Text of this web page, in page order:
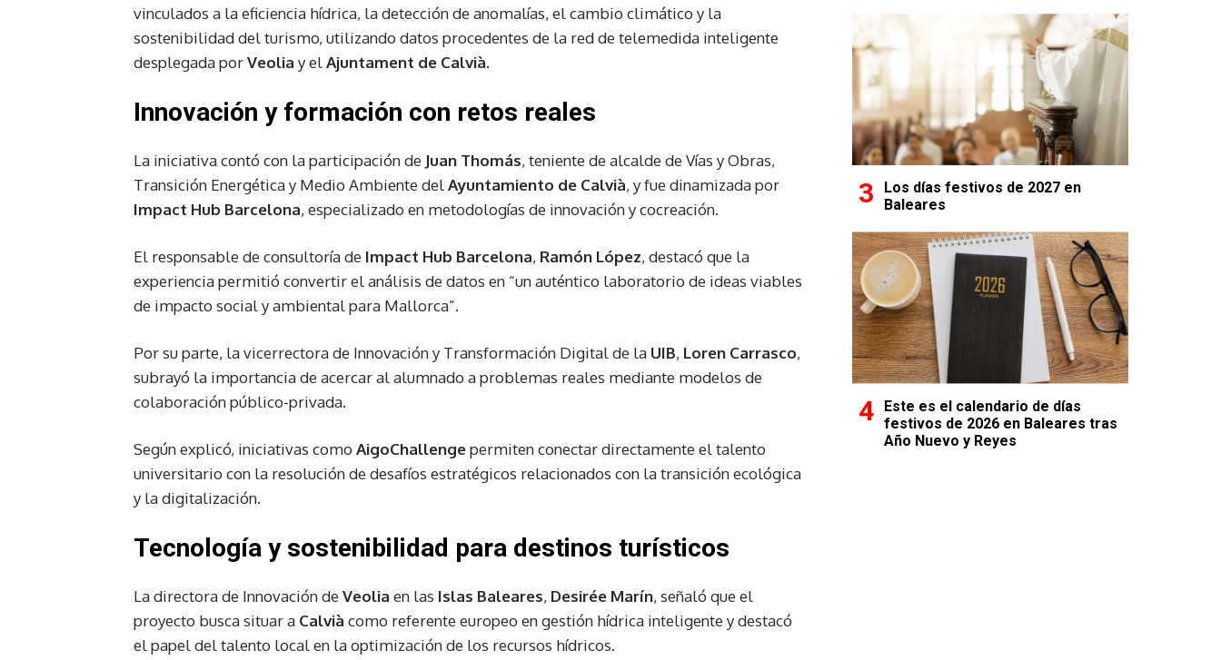
vinculados a la eficiencia hídrica, la detección de anomalías, el cambio climático y la
sostenibilidad del turismo, utilizando datos procedentes de la red de telemedida inteligente
desplegada porVeolia y elAjuntament de Calvià.
Innovación y formación con retos reales
La iniciativa contó con la participación de Juan Thomás, teniente de alcalde de Vías y Obras,
Transición Energética y Medio Ambiente delAyuntamiento de Calvià, y fue dinamizada por
Impact Hub Barcelona, especializado en metodologías de innovación y cocreación.
El responsable de consultoría de Impact Hub Barcelona, Ramón López, destacó que la
experiencia permitió convertir el análisis de datos en “un auténtico laboratorio de ideas viables
de impacto social y ambiental para Mallorca”.
Por su parte, la vicerrectora de Innovación y Transformación Digital de la UIB, Loren Carrasco,
subrayó la importancia de acercar al alumnado a problemas reales mediante modelos de
colaboración público-privada.
Según explicó, iniciativas como AigoChallengepermiten conectar directamente el talento
universitario con la resolución de desafíos estratégicos relacionados con la transición ecológica
y la digitalización.
Tecnología y sostenibilidad para destinos turísticos
La directora de Innovación de Veolia en las Islas Baleares, Desirée Marín, señaló que el
proyecto busca situar a Calvià como referente europeo en gestión hídrica inteligente y destacó
el papel del talento local en la optimización de los recursos hídricos.
Los días festivos de 2027 en
Baleares
Este es el calendario de días
festivos de 2026 en Baleares tras
Año Nuevo y Reyes